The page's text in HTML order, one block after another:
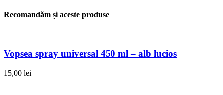
Recomandăm și aceste produse
Vopsea spray universal 450 ml – alb lucios
15,00 lei